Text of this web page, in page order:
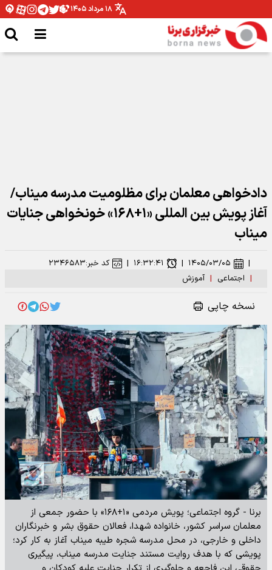
۱۸ مرداد ۱۴۰۵
دادخواهی معلمان برای مظلومیت مدرسه میناب/
آغاز پویش بین المللی «۱+۱۶۸» خونخواهی جنایات
میناب
| اجتماعی | آموزش
| ۱۴۰۵/۰۳/۰۵ | ۱۶:۳۲:۴۱ | کد خبر:۲۳۴۶۵۸۳
نسخه چاپی
برنا - گروه اجتماعی؛ پویش مردمی «۱+۱۶۸» با حضور جمعی از
معلمان سراسر کشور، خانواده شهدا، فعالان حقوق بشر و خبرنگاران
داخلی و خارجی، در محل مدرسه شجره طیبه میناب آغاز به کار کرد؛
پویشی که با هدف روایت مستند جنایت مدرسه میناب، پیگیری